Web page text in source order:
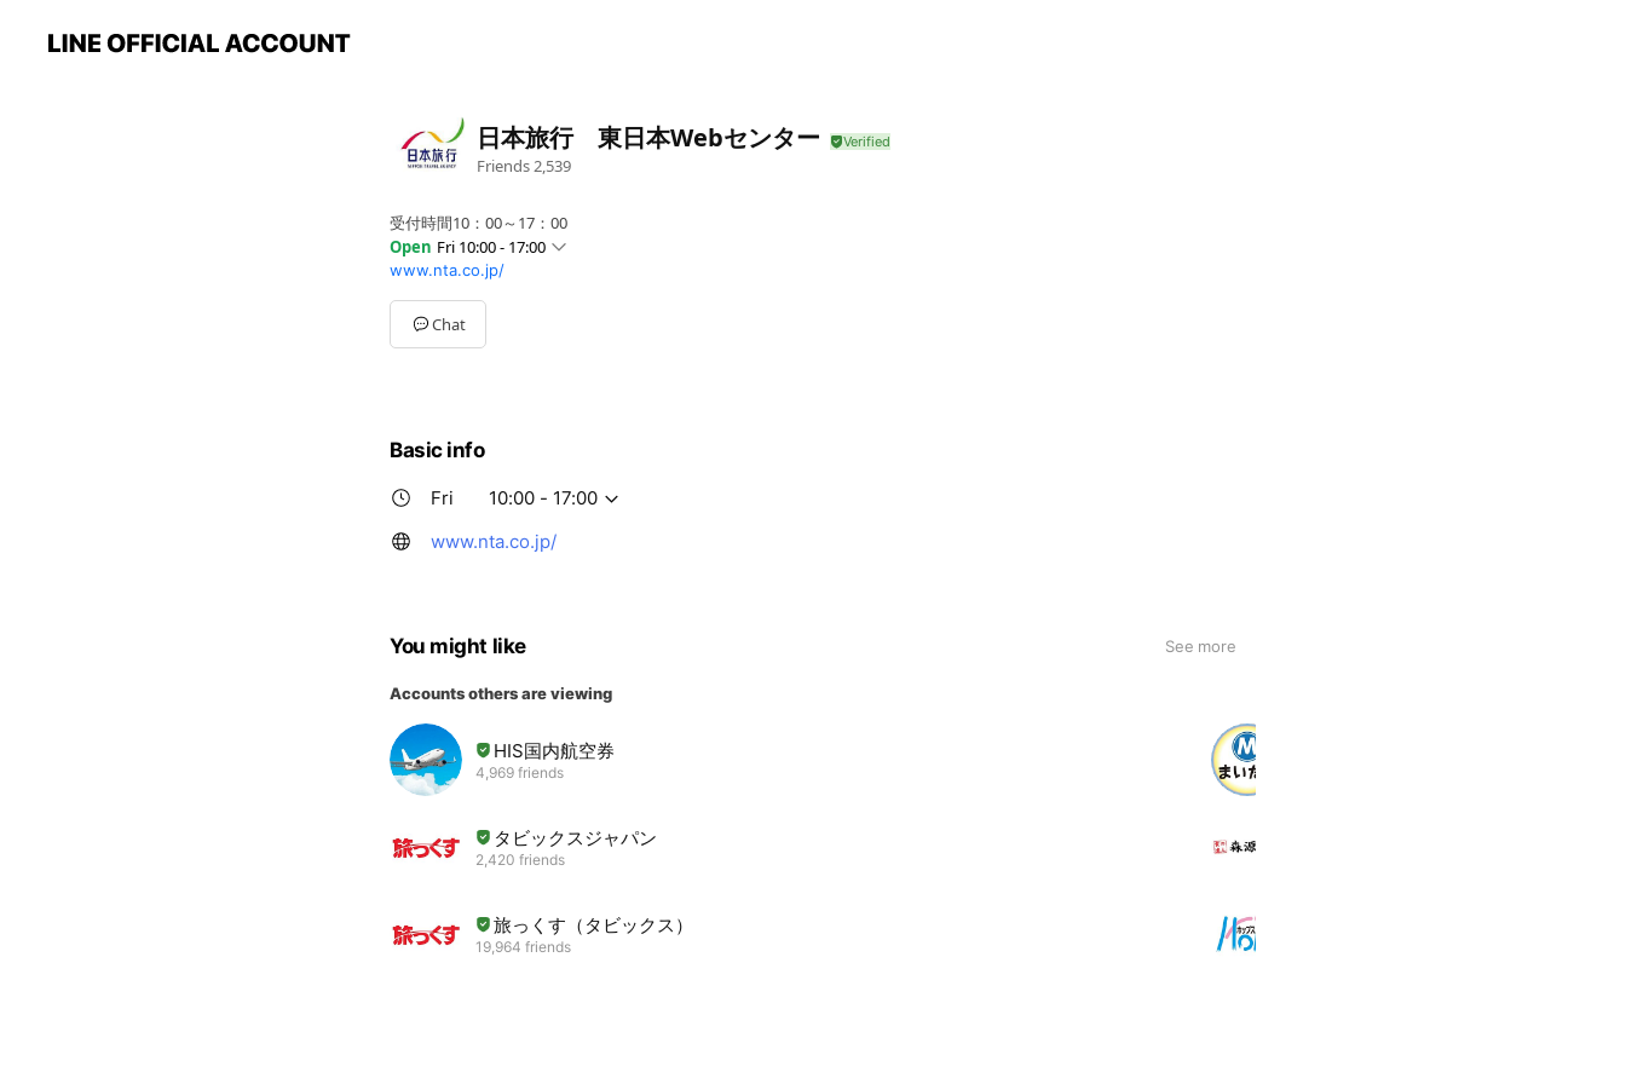
日本旅行 東日本Webセンター
Friends 2,539
受付時間10：00～17：00
Open Fri 10:00 - 17:00
Sun10:00 - 17:00
Mon10:00 - 17:00
Tue10:00 - 17:00
Wed10:00 - 17:00
www.nta.co.jp/
Chat
Basic info
Fri
10:00 - 17:00
www.nta.co.jp/
You might like See more
Accounts others are viewing
HIS国内航空券
4,969 friends
タビックスジャパン
2,420 friends
旅っくす（タビックス）
19,964 friends